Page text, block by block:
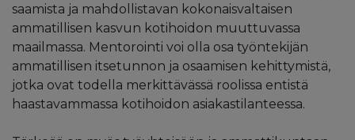
saamista ja mahdollistavan kokonaisvaltaisen
ammatillisen kasvun kotihoidon muuttuvassa
maailmassa. Mentorointi voi olla osa työntekijän
ammatillisen itsetunnon ja osaamisen kehittymistä,
jotka ovat todella merkittävässä roolissa entistä
haastavammassa kotihoidon asiakastilanteessa.